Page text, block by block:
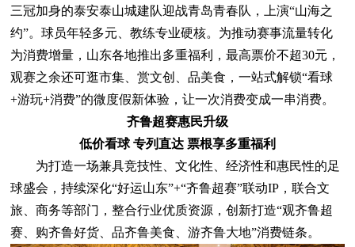
三冠加身的泰安泰山城建队迎战青岛青春队，上演“山海之
约”。球员年轻多元、教练专业硬核。为推动赛事流量转化
为消费增量，山东各地推出多重福利，最高票价不超30元，
观赛之余还可逛市集、赏文创、品美食，一站式解锁“看球
+游玩+消费”的微度假新体验，让一次消费变成一串消费。
齐鲁超赛惠民升级
低价看球 专列直达 票根享多重福利
为打造一场兼具竞技性、文化性、经济性和惠民性的足
球盛会，持续深化“好运山东”+“齐鲁超赛”联动IP，联合文
旅、商务等部门，整合行业优质资源，创新打造“观齐鲁超
赛、购齐鲁好货、品齐鲁美食、游齐鲁大地”消费链条。